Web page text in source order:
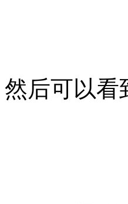
然后可以看